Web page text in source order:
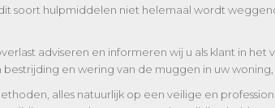
soort hulpmiddelen niet helemaal wordt
adviseren en informeren wij u als klant in
en wering van de muggen in uw
alles natuurlijk op een veilige en